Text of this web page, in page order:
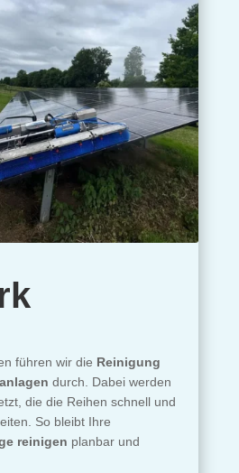
führen wir die Reinigung
durch. Dabei werden
die die Reihen schnell und
So bleibt Ihre
reinigen planbar und